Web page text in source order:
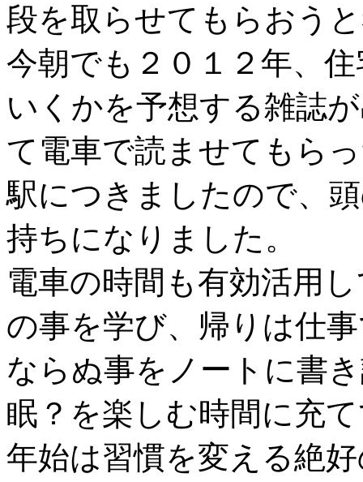
段を取らせてもらおう
今朝でも２０１２年、
いくかを予想する雑誌
て電車で読ませてもら
駅につきましたので、
持ちになりました。
電車の時間も有効活用
の事を学び、帰りは仕
ならぬ事をノートに書
眠？を楽しむ時間に充
年始は習慣を変える絶